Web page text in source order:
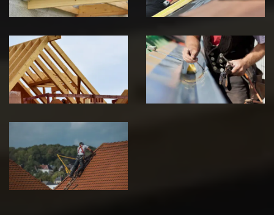
Traitement de
charpente 39
Jura
Travaux de
zinguerie 39
Jura
Urgence fuite
de toiture 39
Jura